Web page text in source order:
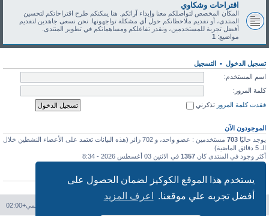
يستخدم هذا الموقع الكوكيز لضمان الحصول على
أفضل تجربه علي موقعنا.
اعرف المزيد
اقتراحات وشكاوي
المكان المخصص لتواصلكم معنا وإبداء آرائكم. هنا يمكنكم طرح اقتراحاتكم لتحسين
المنتدى، أو تقديم ملاحظاتكم حول أي مشكلة تواجهونها. نحن نسعى جاهدين لتقديم
أفضل تجربة للمستخدمين، ونقدر تفاعلكم ومساهماتكم في تطوير المنتدى.
مواضيع: 1
تسجيل الدخول • التسجيل
اسم المستخدم:
كلمة المرور:
فقدت كلمة المرور تذكرني
الموجودون الآن
يوجد حاليًا 703
مستخدمين : عضو واحد، و 702 زائر (هذه البيانات تعتمد على الأعضاء النشطين خلال
الـ 5 دقائق الماضية)
أكثر وجود في المنتدى كان 1357 في الاثنين 03 أغسطس 2026 - 8:34
عدد المشاركات
• عدد المواضيع 46 • عدد الأعضاء • آخر عضو مسجل
التوقيت العالمي+02:00